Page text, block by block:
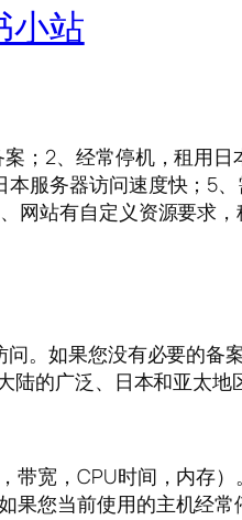
小站
；2、经常停机，租用日
服务器访问速度快；5
站有自定义资源要求，
。如果您没有必要的备
的广泛、日本和亚太地
宽，CPU时间，内存
您当前使用的主机经